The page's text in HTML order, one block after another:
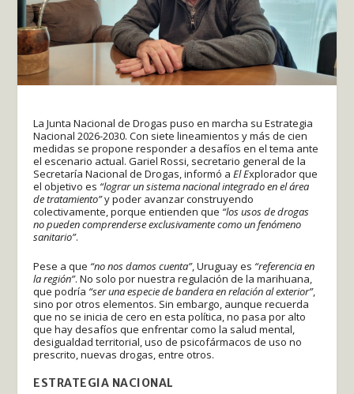
La Junta Nacional de Drogas puso en marcha su Estrategia
Nacional 2026-2030. Con siete lineamientos y más de cien
medidas se propone responder a desafíos en el tema ante
el escenario actual. Gariel Rossi, secretario general de la
Secretaría Nacional de Drogas, informó aEl Explorador que
el objetivo es “lograr un sistema nacional integrado en el área
de tratamiento”y poder avanzar construyendo
colectivamente, porque entienden que “los usos de drogas
no pueden comprenderse exclusivamente como un fenómeno
sanitario”.
Pese a que “no nos damos cuenta”, Uruguay es “referencia en
la región”. No solo por nuestra regulación de la marihuana,
que podría “ser una especie de bandera en relación al exterior”,
sino por otros elementos. Sin embargo, aunque recuerda
que no se inicia de cero en esta política, no pasa por alto
que hay desafíos que enfrentar como la salud mental,
desigualdad territorial, uso de psicofármacos de uso no
prescrito, nuevas drogas, entre otros.
ESTRATEGIA NACIONAL